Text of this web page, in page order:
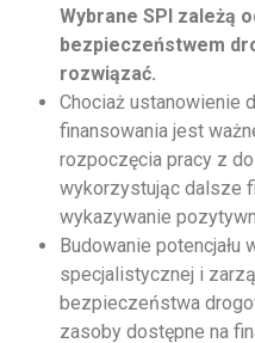
Wybrane SPI zależą
bezpieczeństwem
rozwiązać.
Chociaż ustanowienie
finansowania jest
rozpoczęcia pracy z
wykorzystując dalsze
wykazywanie
Budowanie
specjalistycznej i
bezpieczeństwa
zasoby dostępne na